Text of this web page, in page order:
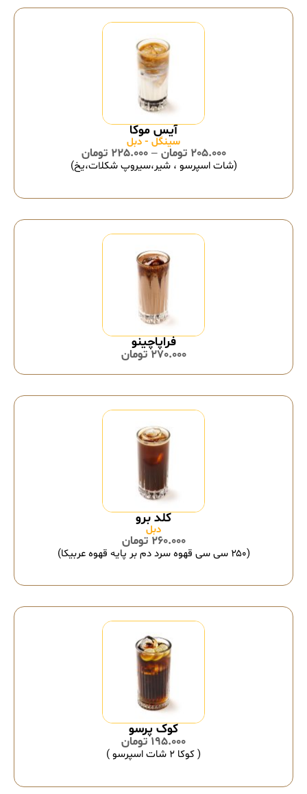
سینگل - دبل
205.000 تومان –
225.000 تومان
(شات اسپرسو ، شیر،سیروپ شکلات،یخ)
فراپاچینو
270.000 تومان
کلد برو
دبل
260.000 تومان
(۲۵۰ سی سی قهوه سرد دم بر پایه قهوه عربیکا)
کوک پرسو
195.000 تومان
( کوکا ۲ شات اسپرسو )